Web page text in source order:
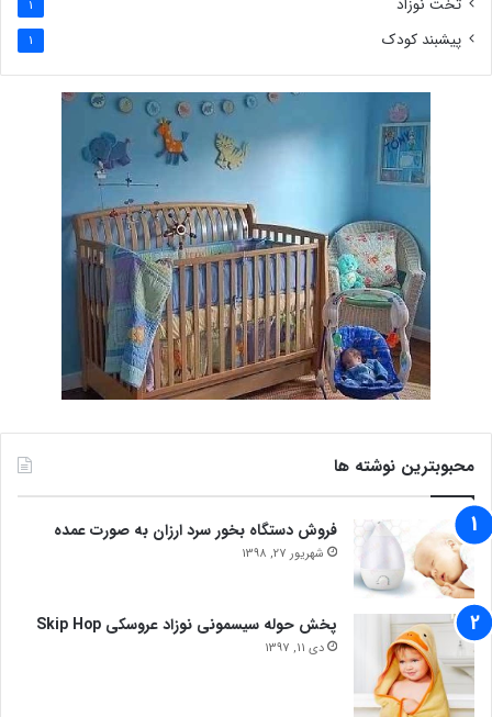
تخت نوزاد 1
پیشبند کودک 1
محبوبترین نوشته ها
فروش دستگاه بخور سرد ارزان به صورت عمده
شهریور 27, 1398
پخش حوله سیسمونی نوزاد عروسکی Skip Hop
دی 11, 1397